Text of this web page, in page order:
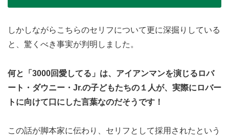
しかしながらこちらのセリフについて更に深掘りしている
と、驚くべき事実が判明しました。
何と「3000回愛してる」は、アイアンマンを演じるロバ
ート・ダウニー・Jr.の子どもたちの１人が、実際にロバー
トに向けて口にした言葉なのだそうです！
この話が脚本家に伝わり、セリフとして採用されたという